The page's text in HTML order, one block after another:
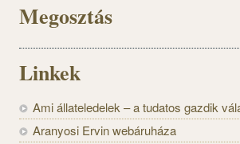
Megosztás
Linkek
Ami állateledelek – a tudatos gazdik
Aranyosi Ervin webáruháza